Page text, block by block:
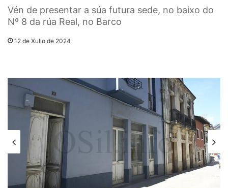
Vén de presentar a súa futura sede, no baixo do
Nº 8 da rúa Real, no Barco
12 de Xullo de 2024